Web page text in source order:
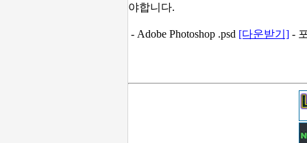
야합니다.
- Adobe Photoshop .psd [다운받기] -